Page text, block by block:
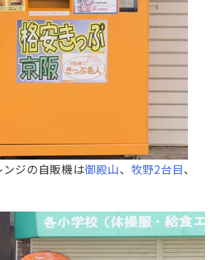
ジの自販機は御殿山、 牧野2台目、